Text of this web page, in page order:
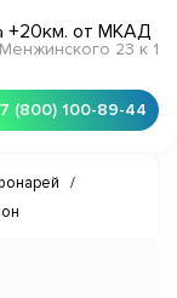
+20км. от МКАД
Менжинского 23 к 1
(800) 100-89-44
/